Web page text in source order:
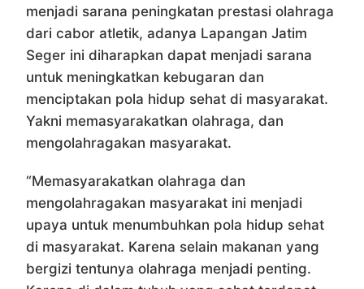
menjadi sarana peningkatan prestasi olahraga
dari cabor atletik, adanya Lapangan Jatim
Seger ini diharapkan dapat menjadi sarana
untuk meningkatkan kebugaran dan
menciptakan pola hidup sehat di masyarakat.
Yakni memasyarakatkan olahraga, dan
mengolahragakan masyarakat.
“Memasyarakatkan olahraga dan
mengolahragakan masyarakat ini menjadi
upaya untuk menumbuhkan pola hidup sehat
di masyarakat. Karena selain makanan yang
bergizi tentunya olahraga menjadi penting.